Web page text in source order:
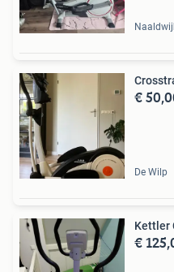
€
De Wilp
Kettler
€